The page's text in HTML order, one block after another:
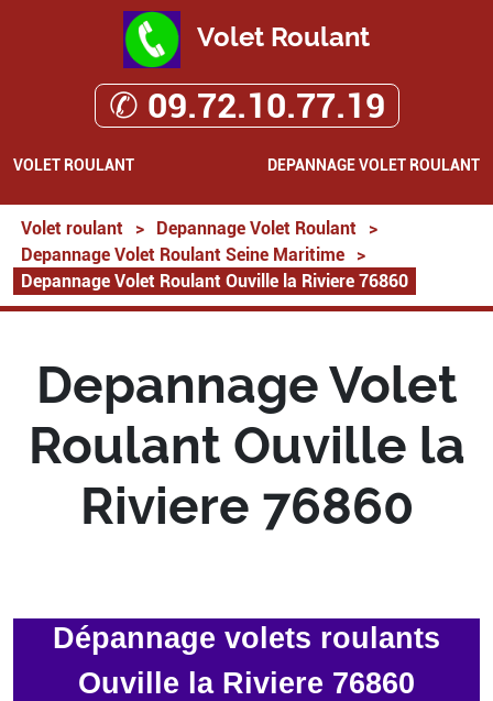
Volet Roulant
✆ 09.72.10.77.19
VOLET ROULANT DEPANNAGE VOLET ROULANT
Volet roulant > Depannage Volet Roulant
>
Depannage Volet Roulant Seine Maritime
>
Depannage Volet Roulant Ouville la Riviere 76860
Depannage Volet
Roulant Ouville la
Riviere 76860
Dépannage volets roulants
Ouville la Riviere 76860